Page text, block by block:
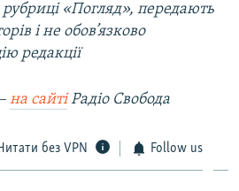
«Погляд», передають
і не обов’язково
редакції
на сайтіРадіо Свобода
без VPN Follow us